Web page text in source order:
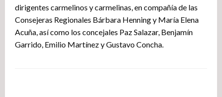
dirigentes carmelinos y carmelinas, en compañía de las
Consejeras Regionales Bárbara Henning y María Elena
Acuña, así como los concejales Paz Salazar, Benjamín
Garrido, Emilio Martínez y Gustavo Concha.